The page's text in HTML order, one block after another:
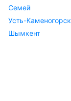
Семей
Усть-Каменогорск
Шымкент